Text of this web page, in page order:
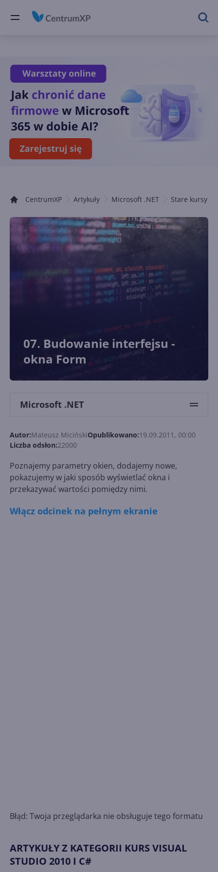
CentrumXP Artykuły Microsoft .NET Stare kursy
07. Budowanie interfejsu -
okna Form
Microsoft .NET
Autor:Mateusz MicińskiOpublikowano:19.09.2011, 00:00
Liczba odsłon:22000
Poznajemy parametry okien, dodajemy nowe,
pokazujemy w jaki sposób wyświetlać okna i
przekazywać wartości pomiędzy nimi.
Włącz odcinek na pełnym ekranie
Błąd: Twoja przeglądarka nie obsługuje tego formatu
ARTYKUŁY Z KATEGORII KURS VISUAL
STUDIO 2010 I C#